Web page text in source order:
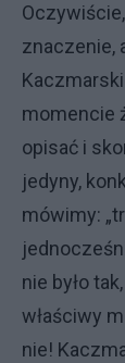
znaczenie,
momencie
opisać i
jedyny,
mówimy:
nie było
właściwy
nie!